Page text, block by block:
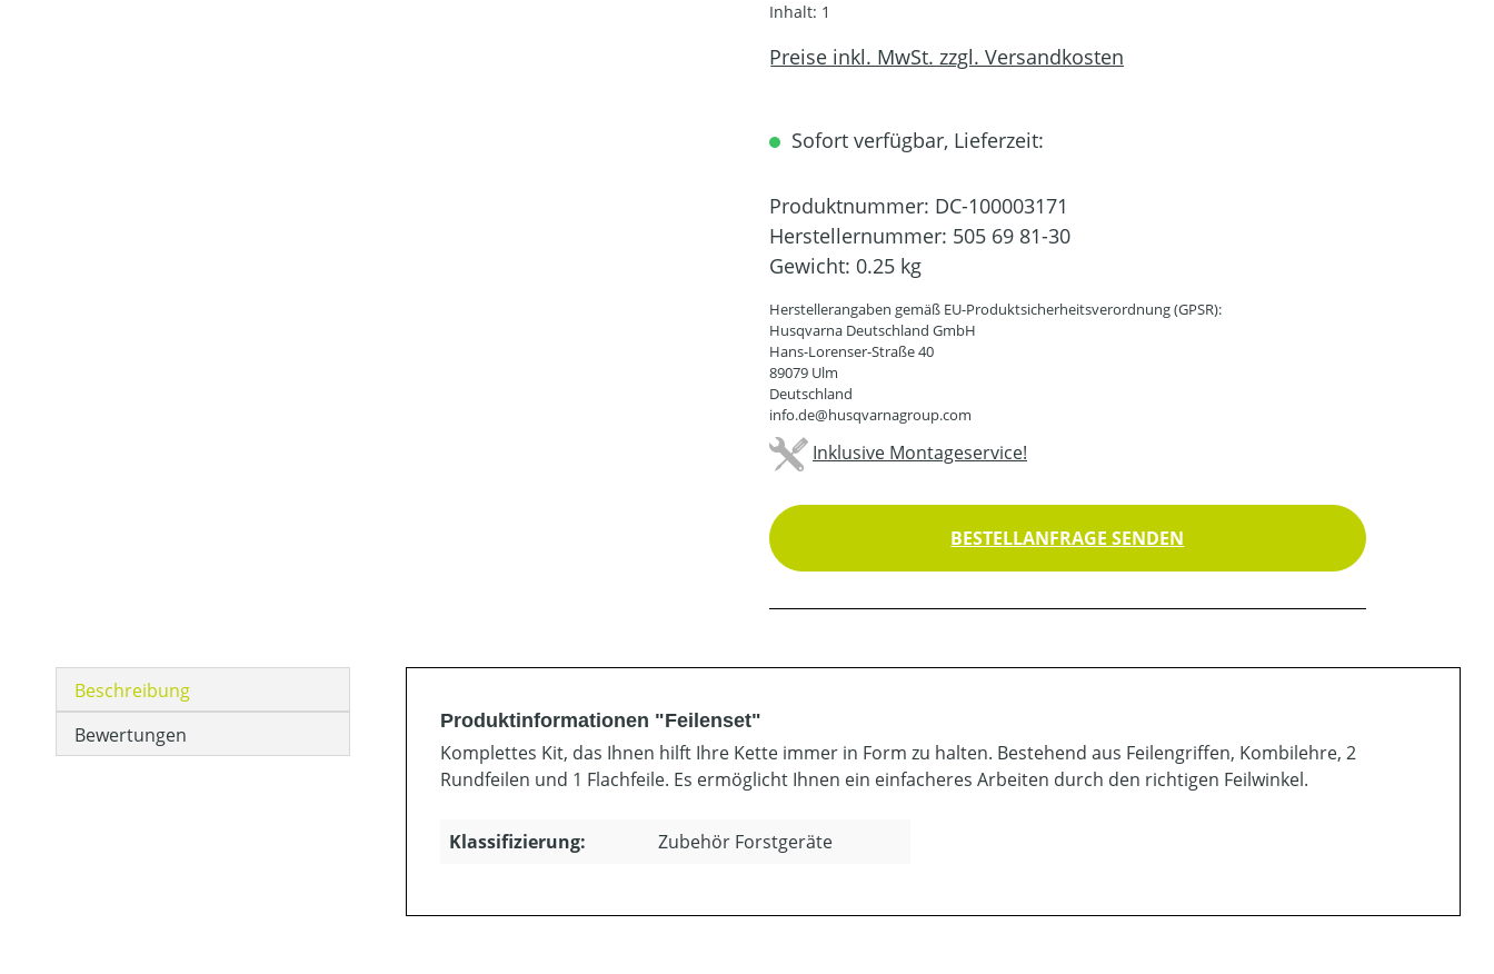
Inhalt: 1
Preise inkl. MwSt. zzgl. Versandkosten
Sofort verfügbar, Lieferzeit:
Produktnummer: DC-100003171
Herstellernummer: 505 69 81-30
Gewicht: 0.25 kg
Herstellerangaben gemäß EU-Produktsicherheitsverordnung (GPSR):
Husqvarna Deutschland GmbH
Hans-Lorenser-Straße 40
89079 Ulm
Deutschland
info.de@husqvarnagroup.com
Inklusive Montageservice!
BESTELLANFRAGE SENDEN
Beschreibung
Bewertungen
Produktinformationen "Feilenset"
Komplettes Kit, das Ihnen hilft Ihre Kette immer in Form zu halten. Bestehend aus Feilengriffen, Kombilehre, 2
Rundfeilen und 1 Flachfeile. Es ermöglicht Ihnen ein einfacheres Arbeiten durch den richtigen Feilwinkel.
Klassifizierung: Zubehör Forstgeräte